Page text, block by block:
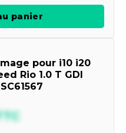
panier
pour i10 i20
Rio 1.0 T GDI